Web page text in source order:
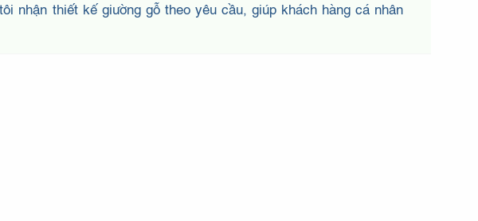
nhận thiết kế giường gỗ theo yêu cầu, giúp khách hàng cá nhân